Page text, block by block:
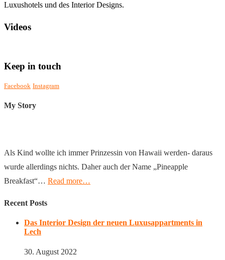
Luxushotels und des Interior Designs.
Videos
Keep in touch
Facebook Instagram
My Story
Als Kind wollte ich immer Prinzessin von Hawaii werden- daraus
wurde allerdings nichts. Daher auch der Name „Pineapple
Breakfast“… Read more…
Recent Posts
Das Interior Design der neuen Luxusappartments in
Lech
30. August 2022